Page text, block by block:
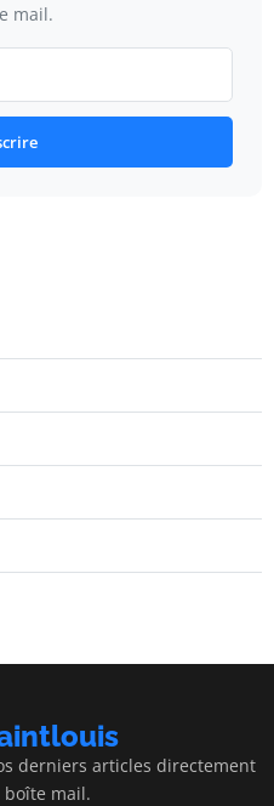
mail.
derniers articles directement
mail.